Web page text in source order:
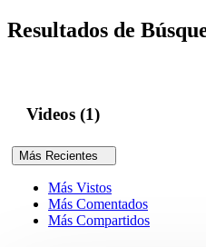
Resultados de
Videos (1)
Más Recientes
Más Vistos
Más Comentados
Más Compartidos